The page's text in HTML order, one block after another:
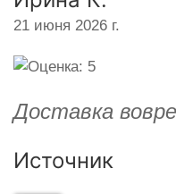
21 июня 2026 г.
Доставка
Источник